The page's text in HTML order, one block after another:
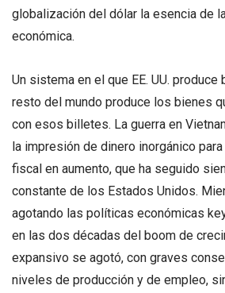
globalización del dólar la esencia de
económica.
Un sistema en el que EE. UU.
resto del mundo produce los bienes
con esos billetes. La guerra en
la impresión de dinero inorgánico
fiscal en aumento, que ha seguido
constante de los Estados Unidos.
agotando las políticas económicas
en las dos décadas del boom de
expansivo se agotó, con graves
niveles de producción y de empleo,